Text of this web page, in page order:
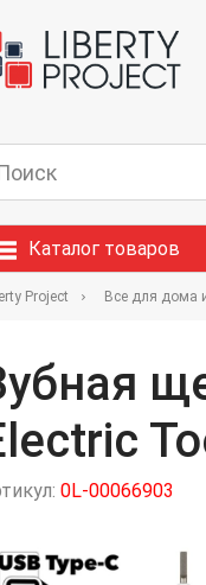
Каталог товаров
Project Все для дома
0L-00066903